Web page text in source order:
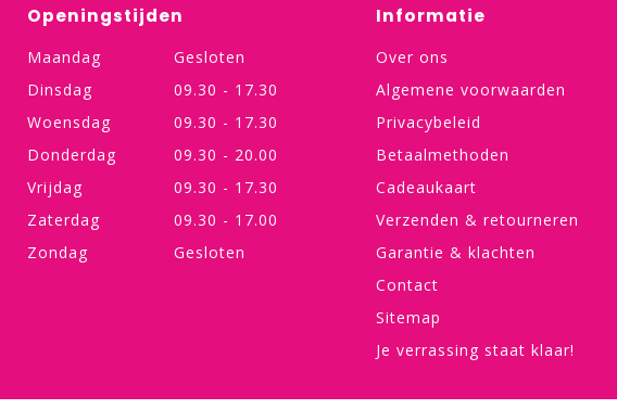
Openingstijden
Maandag
Gesloten
Dinsdag
09.30 - 17.30
Woensdag
09.30 - 17.30
Donderdag
09.30 - 20.00
Vrijdag
09.30 - 17.30
Zaterdag
09.30 - 17.00
Zondag
Gesloten
Informatie
Over ons
Algemene voorwaarden
Privacybeleid
Betaalmethoden
Cadeaukaart
Verzenden & retourneren
Garantie & klachten
Contact
Sitemap
Je verrassing staat klaar!